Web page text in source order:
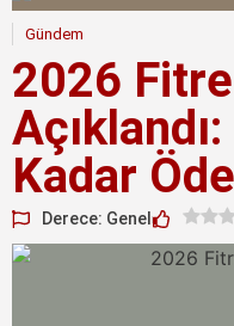
Gündem
2026
Kadar
Derece: Genel